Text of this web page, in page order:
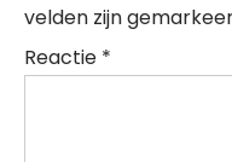
velden zijn
Reactie *